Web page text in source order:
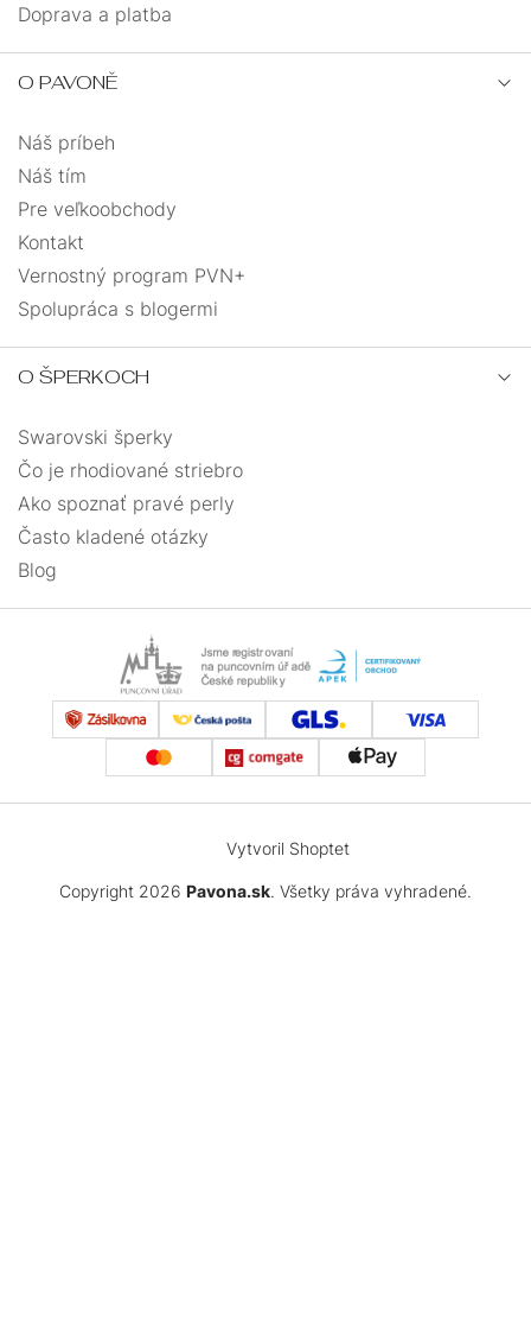
Doprava a platba
O PAVONĚ
Náš príbeh
Náš tím
Pre veľkoobchody
Kontakt
Vernostný program PVN+
Spolupráca s blogermi
O ŠPERKOCH
Swarovski šperky
Čo je rhodiované striebro
Ako spoznať pravé perly
Často kladené otázky
Blog
Vytvoril Shoptet
Copyright 2026 Pavona.sk. Všetky práva vyhradené.